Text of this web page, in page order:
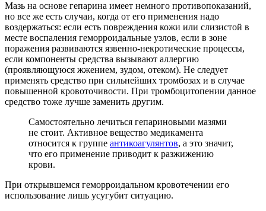
Мазь на основе гепарина имеет немного противопоказаний,
но все же есть случаи, когда от его применения надо
воздержаться: если есть повреждения кожи или слизистой в
месте воспаления геморроидальные узлов, если в зоне
поражения развиваются язвенно-некротические процессы,
если компоненты средства вызывают аллергию
(проявляющуюся жжением, зудом, отеком). Не следует
применять средство при сильнейших тромбозах и в случае
повышенной кровоточивости. При тромбоцитопении данное
средство тоже лучше заменить другим.
Самостоятельно лечиться гепариновыми мазями
не стоит. Активное вещество медикамента
относится к группе антикоагулянтов, а это значит,
что его применение приводит к разжижению
крови.
При открывшемся геморроидальном кровотечении его
использование лишь усугубит ситуацию.